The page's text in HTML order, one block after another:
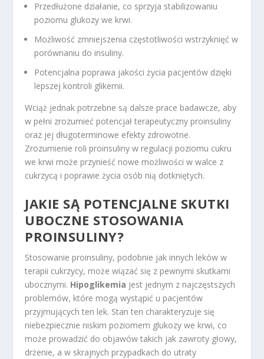
Przedłużone działanie, co sprzyja stabilizowaniu
poziomu glukozy we krwi.
Możliwość zmniejszenia częstotliwości wstrzyknięć w
porównaniu do insuliny.
Potencjalna poprawa jakości życia pacjentów dzięki
lepszej kontroli glikemii.
Wciąż jednak potrzebne są dalsze prace badawcze, aby
w pełni zrozumieć potencjał terapeutyczny proinsuliny
oraz jej długoterminowe efekty zdrowotne.
Zrozumienie roli proinsuliny w regulacji poziomu cukru
we krwi może przynieść nowe możliwości w walce z
cukrzycą i poprawie życia osób nią dotkniętych.
JAKIE SĄ POTENCJALNE SKUTKI
UBOCZNE STOSOWANIA
PROINSULINY?
Stosowanie proinsuliny, podobnie jak innych leków w
terapii cukrzycy, może wiązać się z pewnymi skutkami
ubocznymi. Hipoglikemia jest jednym z najczęstszych
problemów, które mogą wystąpić u pacjentów
przyjmujących ten lek. Stan ten charakteryzuje się
niebezpiecznie niskim poziomem glukozy we krwi, co
może prowadzić do objawów takich jak zawroty głowy,
drżenie, a w skrajnych przypadkach do utraty